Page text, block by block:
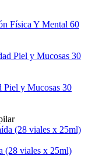
Física Y Mental 60
Piel y Mucosas 30
(28 viales x 25ml)